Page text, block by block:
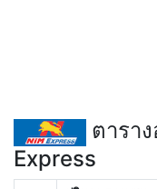
ตารา
Express